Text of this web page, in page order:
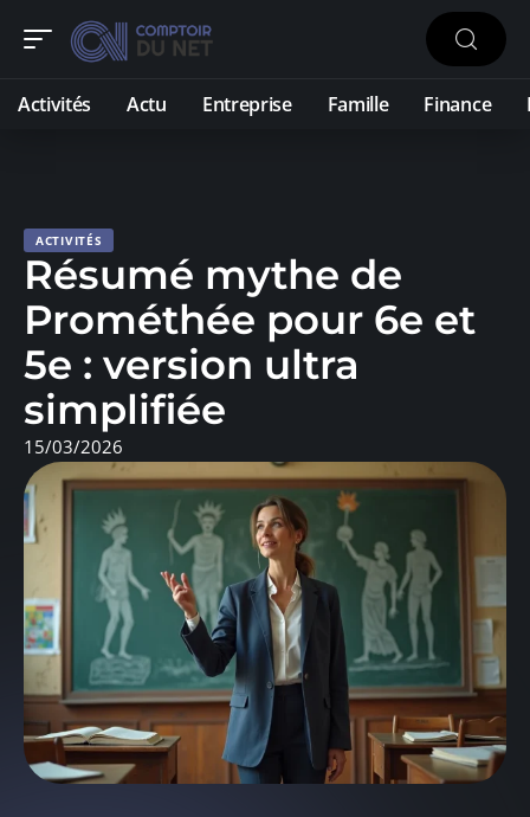
Activités Actu Entreprise Famille Finance
ACTIVITÉS
Résumé mythe de
Prométhée pour 6e et
5e : version ultra
simplifiée
15/03/2026